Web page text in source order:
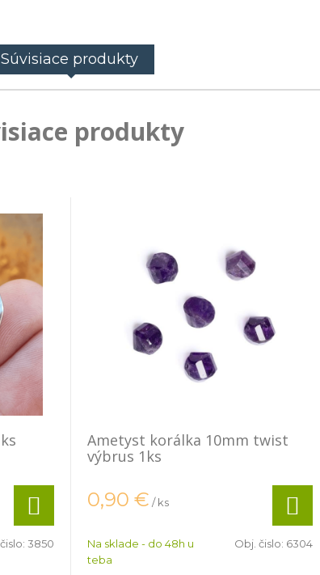
Súvisiace produkty
produkty
3850
Ametyst korálka 10mm twist
výbrus 1ks
0,90 € / ks
Na sklade - do 48h u
teba
Obj. čislo: 6304